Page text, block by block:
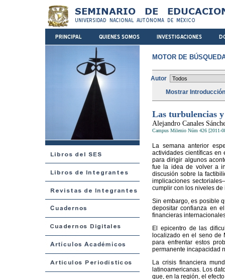
MOTOR DE
Autor
Mostrar
Las turbulencias
Alejandro Canales
Campus Milenio Núm 426 [2011-
La semana anterior
actividades científicas en
para dirigir algunos
fue la idea de volver a
discusión sobre la
implicaciones
cumplir con los niveles
Sin embargo, es posible
depositar confianza en
financieras
El epicentro de las
localizado en el seno de
para enfrentar estos
permanente incapacidad
La crisis financiera
latinoamericanas. Los
que, en la región, el